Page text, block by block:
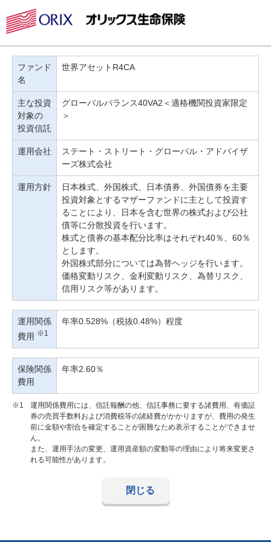
ファンド
名
世界アセットR4CA
主な投資
対象の
投資信託
グローバルバランス40VA2＜適格機関投資家限定
＞
運用会社
ステート・ストリート・グローバル・アドバイザ
ーズ株式会社
運用方針
日本株式、外国株式、日本債券、外国債券を主要
投資対象とするマザーファンドに主として投資す
ることにより、日本を含む世界の株式および公社
債等に分散投資を行います。
株式と債券の基本配分比率はそれぞれ40％、60％
とします。
外国株式部分については為替ヘッジを行います。
価格変動リスク、金利変動リスク、為替リスク、
信用リスク等があります。
運用関係
費用 ※1
年率0.528%（税抜0.48%）程度
保険関係
費用
年率2.60％
※1
運用関係費用には、信託報酬の他、信託事務に要する諸費用、有価証
券の売買手数料および消費税等の諸経費がかかりますが、費用の発生
前に金額や割合を確定することが困難なため表示することができませ
ん。
また、運用手法の変更、運用資産額の変動等の理由により将来変更さ
れる可能性があります。
閉じる